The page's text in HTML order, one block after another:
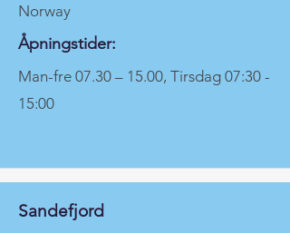
Norway
Åpningstider:
Man-fre 07.30 – 15.00, Tirsdag 07:30 -
15:00
Sandefjord